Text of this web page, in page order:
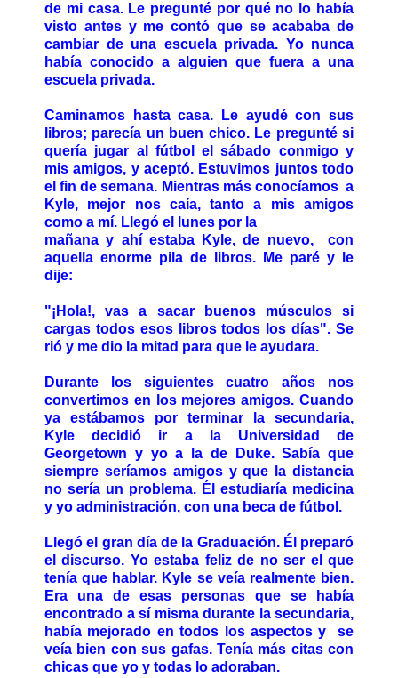
de mi casa. Le pregunté por qué no lo había
visto antes y me contó que se acababa de
cambiar de una escuela privada. Yo nunca
había conocido a alguien que fuera a una
escuela privada.
Caminamos hasta casa. Le ayudé con sus
libros; parecía un buen chico. Le pregunté si
quería jugar al fútbol el sábado conmigo y
mis amigos, y aceptó. Estuvimos juntos todo
el fin de semana. Mientras más conocíamos a
Kyle, mejor nos caía, tanto a mis amigos
como a mí. Llegó el lunes por la
mañana y ahí estaba Kyle, de nuevo, con
aquella enorme pila de libros. Me paré y le
dije:
"¡Hola!, vas a sacar buenos músculos si
cargas todos esos libros todos los días". Se
rió y me dio la mitad para que le ayudara.
Durante los siguientes cuatro años nos
convertimos en los mejores amigos. Cuando
ya estábamos por terminar la secundaria,
Kyle decidió ir a la Universidad de
Georgetown y yo a la de Duke. Sabía que
siempre seríamos amigos y que la distancia
no sería un problema. Él estudiaría medicina
y yo administración, con una beca de fútbol.
Llegó el gran día de la Graduación. Él preparó
el discurso. Yo estaba feliz de no ser el que
tenía que hablar. Kyle se veía realmente bien.
Era una de esas personas que se había
encontrado a sí misma durante la secundaria,
había mejorado en todos los aspectos y se
veía bien con sus gafas. Tenía más citas con
chicas que yo y todas lo adoraban.